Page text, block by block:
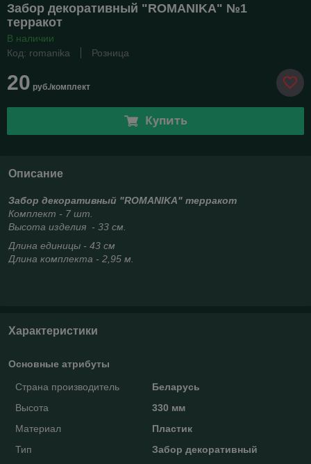
Забор декоративный "ROMANIKA" №1
терракот
В наличии
Код: romanika
Розница
20 руб./комплект
Купить
Описание
Забор декоративный "ROMANIKA" терракот
Комплект - 7 шт.
Высота изделия - 33 см.
Длина единицы - 43 см
Длина комплекта - 2,95 м.
Характеристики
Основные атрибуты
Страна производитель
Беларусь
Высота
330 мм
Материал
Пластик
Тип
Забор декоративный